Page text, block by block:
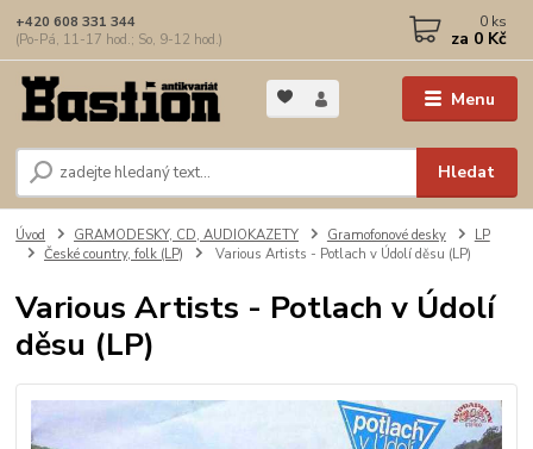
Menu
Hledat
+420 608 331 344
(Po-Pá, 11-17 hod.; So, 9-12 hod.)
0 ks
za 0 Kč
Úvod GRAMODESKY, CD, AUDIOKAZETY Gramofonové desky
LP
České country, folk (LP)
Various Artists - Potlach v Údolí děsu (LP)
Various Artists - Potlach v Údolí
děsu (LP)